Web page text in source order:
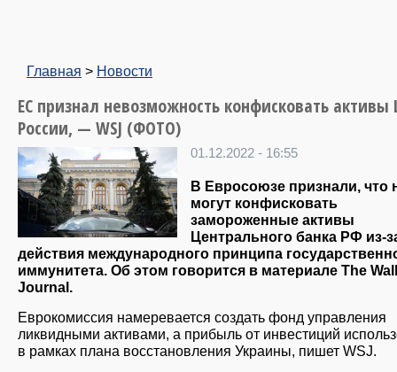
Главная > Новости
ЕС признал невозможность конфисковать активы
России, — WSJ (ФОТО)
01.12.2022 - 16:55
В Евросоюзе признали, что
могут конфисковать
замороженные активы
Центрального банка РФ из-
действия международного принципа
иммунитета. Об этом говорится в материале The
Journal.
Еврокомиссия намеревается создать фонд управления
ликвидными активами, а прибыль от инвестиций
в рамках плана восстановления Украины, пишет WSJ.